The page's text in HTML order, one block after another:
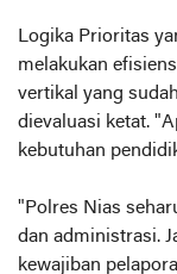
Logika Prioritas
melakukan
vertikal yang
dievaluasi ketat.
kebutuhan
"Polres Nias
dan administrasi.
kewajiban